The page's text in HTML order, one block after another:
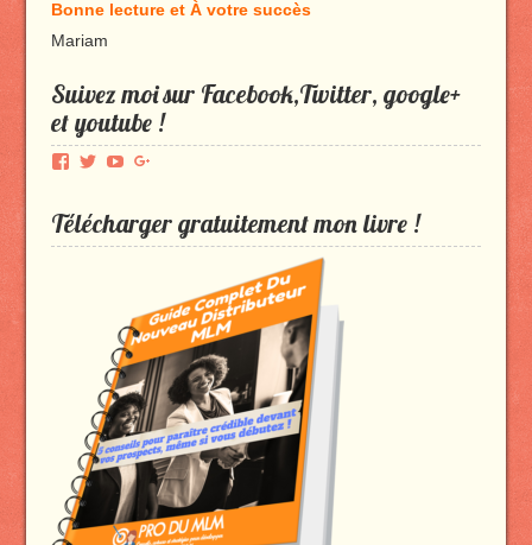
Bonne lecture et À votre succès
Mariam
Suivez moi sur Facebook,Twitter, google+
et youtube !
Voir
de
Produmlm
Voir
de
porodumlm
Voir
de
UC_2UgAmhWDuaRIDwEQiQ9iA
de
produmlm
Télécharger gratuitement mon livre !